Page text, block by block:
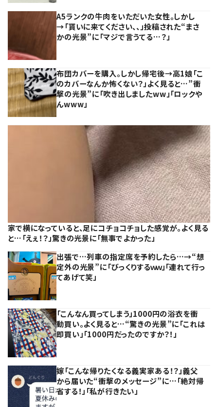
A5ランクの牛肉をいただいた女性。しかし
→「貰いに来てください、、」投稿された“まさ
かの光景”に「マジで言うてる…？」
布団カバーを購入。しかし帰宅後→高1娘「こ
のカバーなんか怖くない？」よく見ると…”衝
撃の光景”に「吹き出しましたww」「ロックや
んwww」
家で横になっていると、足にコチョコチョした感覚が。よく見る
と…「えぇ！？」驚きの光景に「無事でよかった」
出張で…列車の指定席を予約したら…→“想
定外の光景”に「びっくりするｗｗ」「連れて行っ
てあげて笑」
「こんなん買ってしまう」1000円の浴衣を衝
動買い。よく見ると…“驚きの光景”に「これは
即買い」「1000円だったのですか？！」
嫁「こんな帰りたくなる義実家ある！？」義父
から届いた“衝撃のメッセージ”に…「絶対帰
省する！」「私が行きたい」